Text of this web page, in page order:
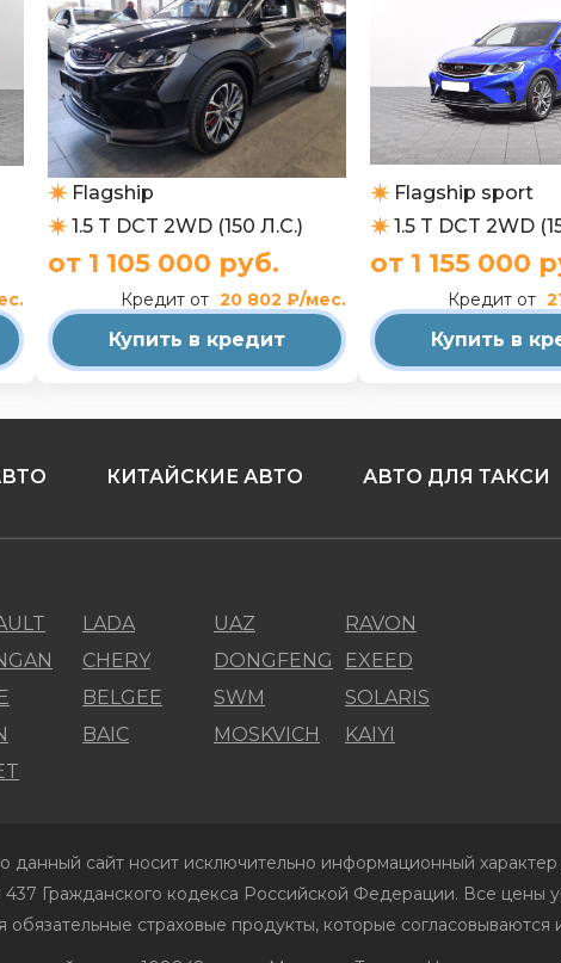
Flagship
1.5 T DCT 2WD (150 Л.С.)
от 1 105 000 руб.
Кредит от 20 802 ₽/мес.
Купить в кредит
Flagship sport
1.5 T DCT 2WD
от 1 155 000
Кредит от
Купить в
КИТАЙСКИЕ АВТО АВТО ДЛЯ ТАКСИ
LADA UAZ
RAVON
CHERY DONGFENG
EXEED
BELGEE SWM
SOLARIS
BAIC MOSKVICH
KAIYI
сайт носит исключительно информационный
Гражданского кодекса Российской Федерации. Все цены
страховые продукты, которые согласовываются